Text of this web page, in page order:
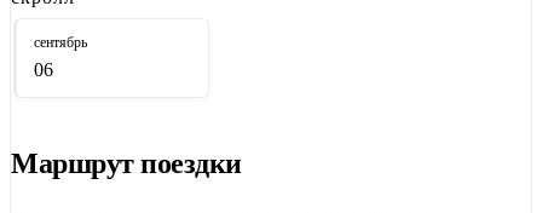
ароматный калмыцкий чай.
сентябрь
06
Маршрут поездки